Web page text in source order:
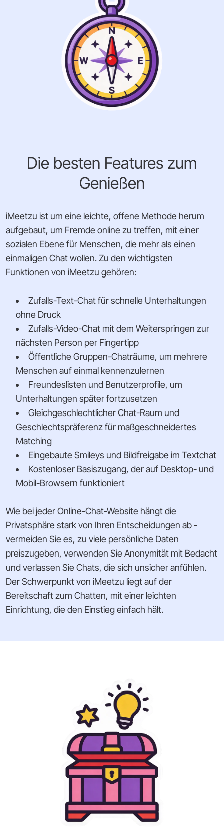
Die besten Features zum
Genießen
iMeetzu ist um eine leichte, offene Methode herum
aufgebaut, um Fremde online zu treffen, mit einer
sozialen Ebene für Menschen, die mehr als einen
einmaligen Chat wollen. Zu den wichtigsten
Funktionen von iMeetzu gehören:
Zufalls-Text-Chat für schnelle Unterhaltungen
ohne Druck
Zufalls-Video-Chat mit dem Weiterspringen zur
nächsten Person per Fingertipp
Öffentliche Gruppen-Chaträume, um mehrere
Menschen auf einmal kennenzulernen
Freundeslisten und Benutzerprofile, um
Unterhaltungen später fortzusetzen
Gleichgeschlechtlicher Chat-Raum und
Geschlechtspräferenz für maßgeschneidertes
Matching
Eingebaute Smileys und Bildfreigabe im Textchat
Kostenloser Basiszugang, der auf Desktop- und
Mobil-Browsern funktioniert
Wie bei jeder Online-Chat-Website hängt die
Privatsphäre stark von Ihren Entscheidungen ab -
vermeiden Sie es, zu viele persönliche Daten
preiszugeben, verwenden Sie Anonymität mit Bedacht
und verlassen Sie Chats, die sich unsicher anfühlen.
Der Schwerpunkt von iMeetzu liegt auf der
Bereitschaft zum Chatten, mit einer leichten
Einrichtung, die den Einstieg einfach hält.